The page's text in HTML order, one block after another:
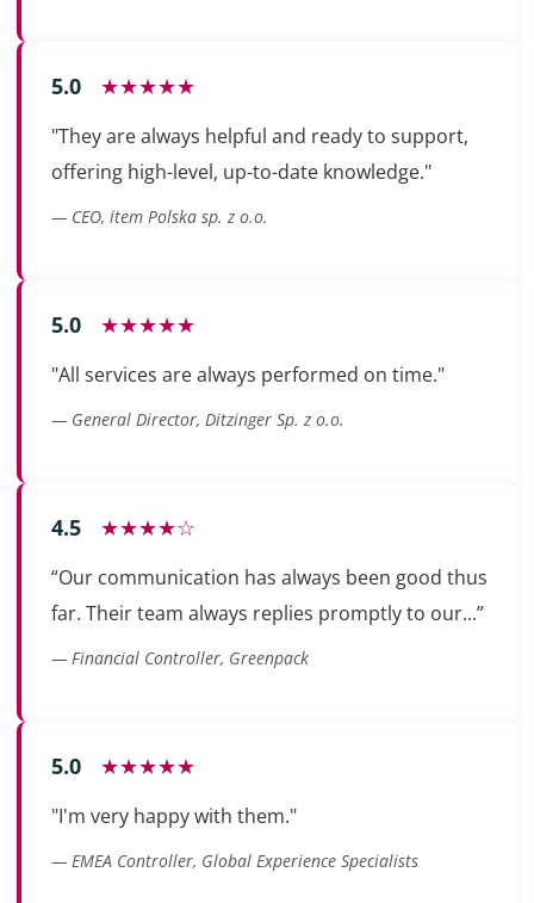
5.0 ★★★★★
"They are always helpful and ready to support,
offering high-level, up-to-date knowledge."
— CEO, item Polska sp. z o.o.
5.0 ★★★★★
"All services are always performed on time."
— General Director, Ditzinger Sp. z o.o.
4.5 ★★★★☆
“Our communication has always been good thus
far. Their team always replies promptly to our...”
— Financial Controller, Greenpack
5.0 ★★★★★
"I'm very happy with them."
— EMEA Controller, Global Experience Specialists